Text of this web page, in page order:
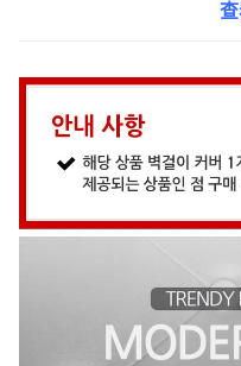
完美貼合您的冷氣機型號，